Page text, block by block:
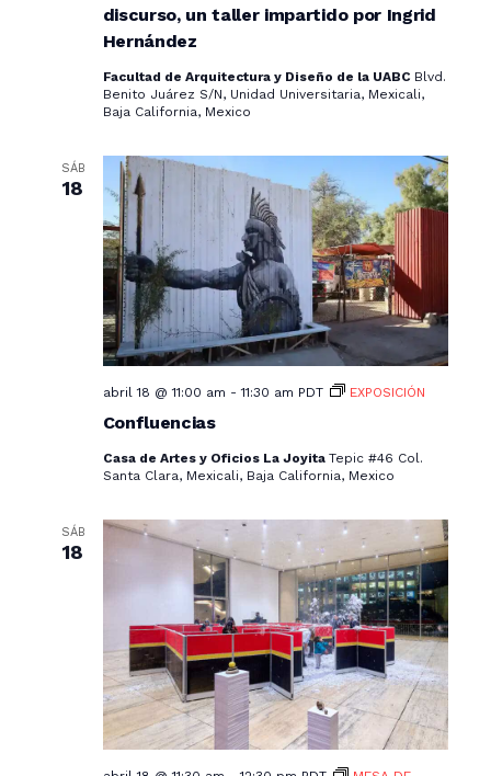
discurso, un taller impartido por Ingrid
Hernández
Facultad de Arquitectura y Diseño de la UABC Blvd.
Benito Juárez S/N, Unidad Universitaria, Mexicali,
Baja California, Mexico
SÁB
18
Confluencias
abril 18 @ 11:00 am -11:30 am PDT EXPOSICIÓN
Casa de Artes y Oficios La Joyita Tepic #46 Col.
Santa Clara, Mexicali, Baja California, Mexico
SÁB
18